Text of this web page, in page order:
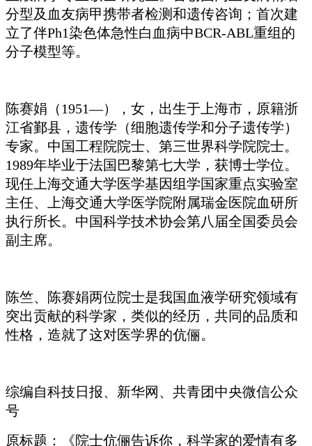
分型及血友病甲携带者检测和遗传咨询；首次建
立了伴Ph1染色体急性白血病中BCR-ABL重组的
分子模型等。
陈赛娟（1951—），女，出生于上海市，原籍浙
江省鄞县，遗传学（细胞遗传学和分子遗传学）
专家。中国工程院院士、第三世界科学院院士。
1989年毕业于法国巴黎第七大学，获博士学位。
现任上海交通大学医学基因组学国家重点实验室
主任、上海交通大学医学院附属瑞金医院血研所
执行所长。中国科学技术协会第八届全国委员会
副主席。
陈竺、陈赛娟两位院士是我国血液学研究领域有
突出贡献的科学家，类似的经历，共同的品质和
性格，造就了这对医学界的伉俪。
综编自科技日报、新华网、共青团中央微信公众
号
原标题：《院士伉俪告诉你，科学家的爱情有多